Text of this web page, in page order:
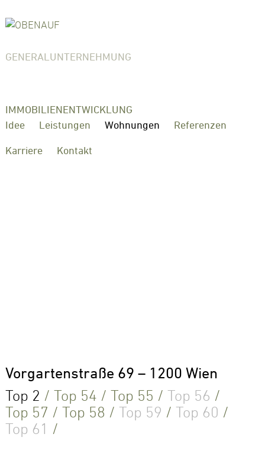
GENERALUNTERNEHMUNG
IMMOBILIENENTWICKLUNG
Idee
Leistungen Wohnungen Referenzen
Karriere Kontakt
Vorgartenstraße 69 – 1200 Wien
Top 2 / Top 54 / Top 55 / Top 56 /
Top 57 / Top 58 / Top 59 / Top 60 /
Top 61 /